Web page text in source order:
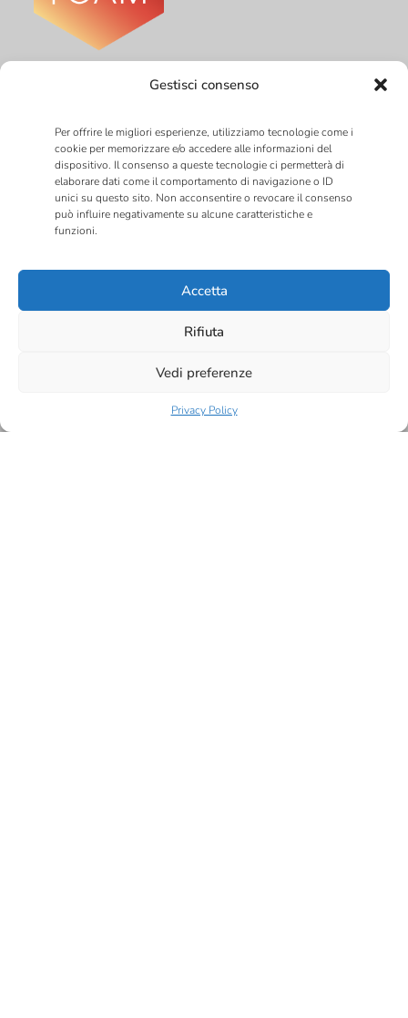
Gestisci consenso
Per offrire le migliori esperienze, utilizziamo tecnologie come i
cookie per memorizzare e/o accedere alle informazioni del
dispositivo. Il consenso a queste tecnologie ci permetterà di
elaborare dati come il comportamento di navigazione o ID
unici su questo sito. Non acconsentire o revocare il consenso
può influire negativamente su alcune caratteristiche e
funzioni.
Accetta
Rifiuta
Vedi preferenze
Privacy Policy
P. IVA: 01679440097
info@labcam.it
Link Utili